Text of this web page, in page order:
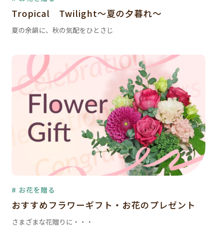
Tropical Twilight～夏の夕暮れ～
夏の余韻に、秋の気配をひとさじ
# お花を贈る
おすすめフラワーギフト・お花のプレゼント
さまざまな花贈りに・・・